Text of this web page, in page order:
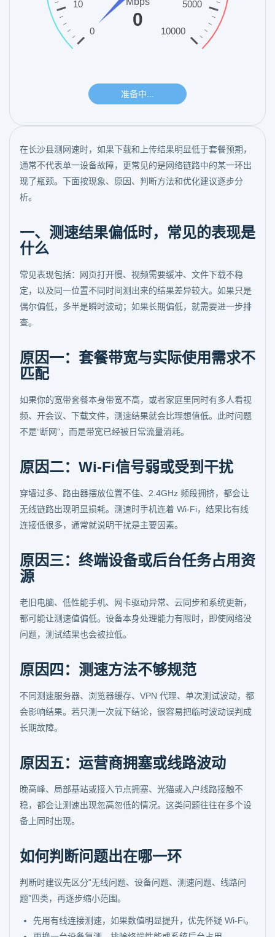
在长沙县测网速时，如果下载和上传结果明显低于套餐预期，
通常不代表单一设备故障，更常见的是网络链路中的某一环出
现了瓶颈。下面按现象、原因、判断方法和优化建议逐步分
析。
一、测速结果偏低时，常见的表现是
什么
常见表现包括：网页打开慢、视频需要缓冲、文件下载不稳
定，以及同一位置不同时间测出来的结果差异较大。如果只是
偶尔偏低，多半是瞬时波动；如果长期偏低，就需要进一步排
查。
原因一：套餐带宽与实际使用需求不
匹配
如果你的宽带套餐本身带宽不高，或者家庭里同时有多人看视
频、开会议、下载文件，测速结果就会比理想值低。此时问题
不是“断网”，而是带宽已经被日常流量消耗。
原因二：Wi-Fi信号弱或受到干扰
穿墙过多、路由器摆放位置不佳、2.4GHz 频段拥挤，都会让
无线链路出现明显损耗。测速时手机连着 Wi-Fi，结果比有线
连接低很多，通常就说明干扰是主要因素。
原因三：终端设备或后台任务占用资
源
老旧电脑、低性能手机、网卡驱动异常、云同步和系统更新，
都可能让测速值偏低。设备本身处理能力有限时，即使网络没
问题，测试结果也会被拉低。
原因四：测速方法不够规范
不同测速服务器、浏览器缓存、VPN 代理、单次测试波动，都
会影响结果。若只测一次就下结论，很容易把临时波动误判成
长期故障。
原因五：运营商拥塞或线路波动
晚高峰、局部基站或接入节点拥塞、光猫或入户线路接触不
稳，都会让测速出现忽高忽低的情况。这类问题往往在多个设
备上同时出现。
如何判断问题出在哪一环
判断时建议先区分“无线问题、设备问题、测速问题、线路问
题”四类，再逐步缩小范围。
先用有线连接测速，如果数值明显提升，优先怀疑 Wi-Fi。